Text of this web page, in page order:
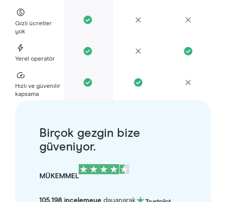
Gizli ücretler
yok
Yerel operatör
Hızlı ve güvenilir
kapsama
Birçok gezgin bize
güveniyor.
MÜKEMMEL
105.198 incelemeyedayanarak